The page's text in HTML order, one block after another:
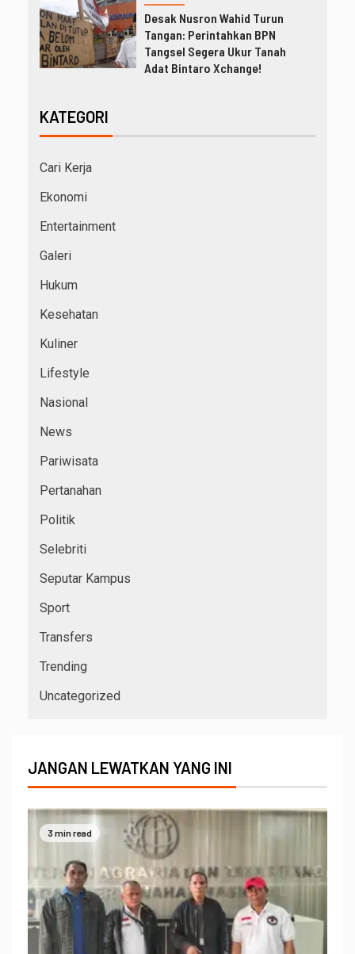
Desak Nusron Wahid Turun
Tangan: Perintahkan BPN
Tangsel Segera Ukur Tanah
Adat Bintaro Xchange!
KATEGORI
Cari Kerja
Ekonomi
Entertainment
Galeri
Hukum
Kesehatan
Kuliner
Lifestyle
Nasional
News
Pariwisata
Pertanahan
Politik
Selebriti
Seputar Kampus
Sport
Transfers
Trending
Uncategorized
JANGAN LEWATKAN YANG INI
3 min read